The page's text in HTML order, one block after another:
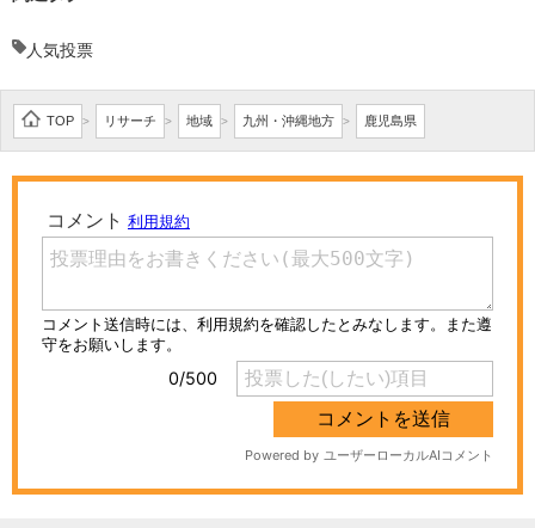
人気投票
TOP > リサーチ > 地域 > 九州・沖縄地方 > 鹿児島県